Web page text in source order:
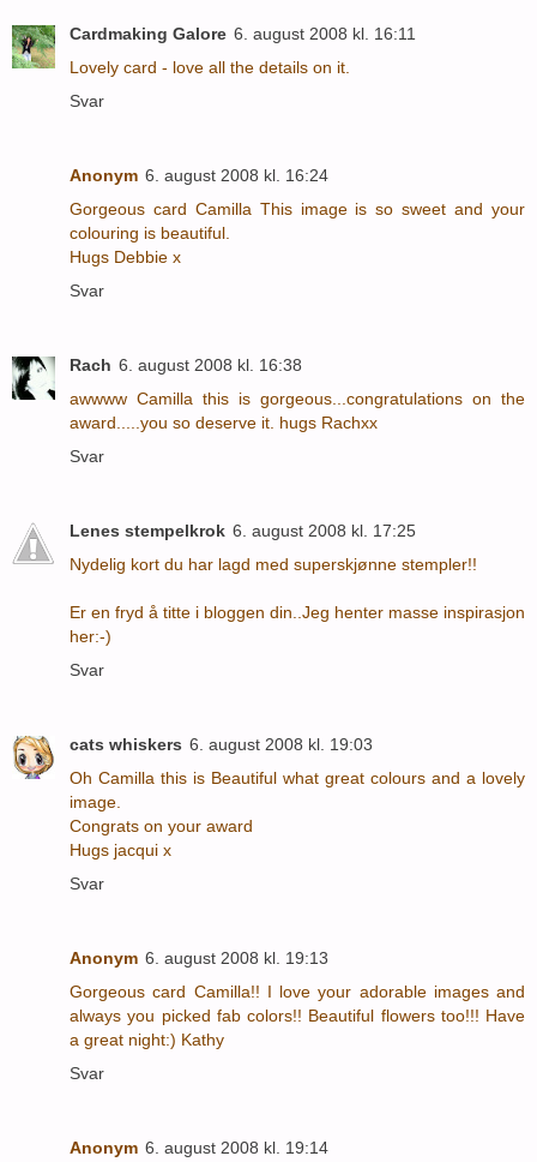
Cardmaking Galore 6. august 2008 kl. 16:11
Lovely card - love all the details on it.
Svar
Anonym 6. august 2008 kl. 16:24
Gorgeous card Camilla This image is so sweet and your
colouring is beautiful.
Hugs Debbie x
Svar
Rach 6. august 2008 kl. 16:38
awwww Camilla this is gorgeous...congratulations on the
award.....you so deserve it. hugs Rachxx
Svar
Lenes stempelkrok 6. august 2008 kl. 17:25
Nydelig kort du har lagd med superskjønne stempler!!
Er en fryd å titte i bloggen din..Jeg henter masse inspirasjon
her:-)
Svar
cats whiskers 6. august 2008 kl. 19:03
Oh Camilla this is Beautiful what great colours and a lovely
image.
Congrats on your award
Hugs jacqui x
Svar
Anonym 6. august 2008 kl. 19:13
Gorgeous card Camilla!! I love your adorable images and
always you picked fab colors!! Beautiful flowers too!!! Have
a great night:) Kathy
Svar
Anonym 6. august 2008 kl. 19:14